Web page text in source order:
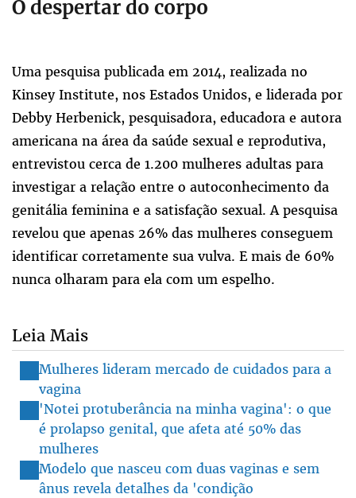
O despertar do corpo
Uma pesquisa publicada em 2014, realizada no
Kinsey Institute, nos Estados Unidos, e liderada por
Debby Herbenick, pesquisadora, educadora e autora
americana na área da saúde sexual e reprodutiva,
entrevistou cerca de 1.200 mulheres adultas para
investigar a relação entre o autoconhecimento da
genitália feminina e a satisfação sexual. A pesquisa
revelou que apenas 26% das mulheres conseguem
identificar corretamente sua vulva. E mais de 60%
nunca olharam para ela com um espelho.
Leia Mais
Mulheres lideram mercado de cuidados para a
vagina
'Notei protuberância na minha vagina': o que
é prolapso genital, que afeta até 50% das
mulheres
Modelo que nasceu com duas vaginas e sem
ânus revela detalhes da 'condição